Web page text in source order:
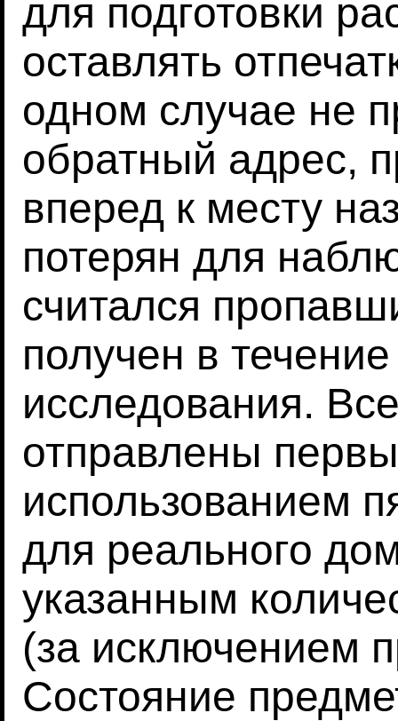
для подготовки
оставлять
одном случае не
обратный адрес,
вперед к месту
потерян для
считался
получен в
исследования.
отправлены
использованием
для реального
указанным
(за исключением
Состояние